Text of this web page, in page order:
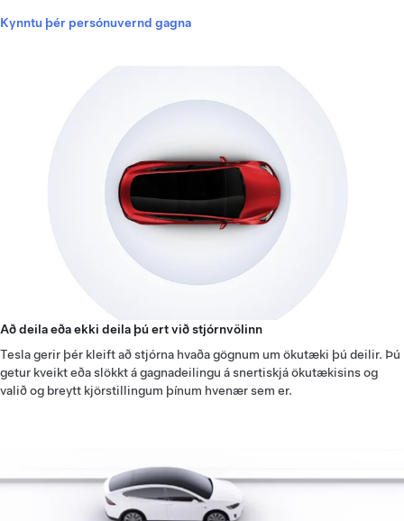
Kynntu þér persónuvernd gagna
Að deila eða ekki deila þú ert við stjórnvölinn
Tesla gerir þér kleift að stjórna hvaða gögnum um ökutæki þú deilir. Þú
getur kveikt eða slökkt á gagnadeilingu á snertiskjá ökutækisins og
valið og breytt kjörstillingum þínum hvenær sem er.